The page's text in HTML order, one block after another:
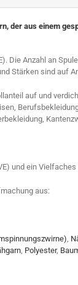
der aus einem
Die Anzahl an
Stärken sind auf
auf und
und ein Vielfaches
aus:
,
, Polyester,